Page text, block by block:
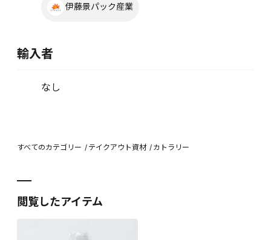
伊藤景パック産業
輸入者
なし
すべてのカテゴリー テイクアウト資材 カトラリー
閲覧したアイテム